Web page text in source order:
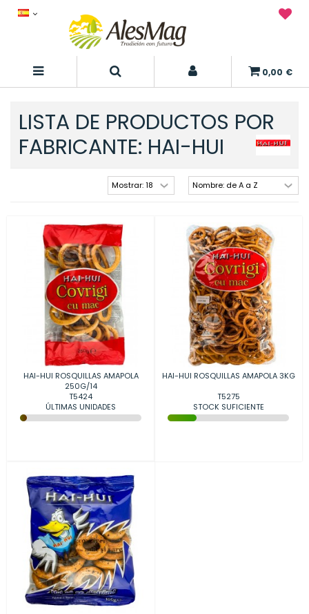
0,00 €
LISTA DE PRODUCTOS POR
FABRICANTE: HAI-HUI
HAI-HUI ROSQUILLAS AMAPOLA
250G/14
T5424
ÚLTIMAS UNIDADES
HAI-HUI ROSQUILLAS AMAPOLA 3KG
T5275
STOCK SUFICIENTE